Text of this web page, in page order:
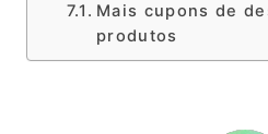
Mais cupons de
produtos